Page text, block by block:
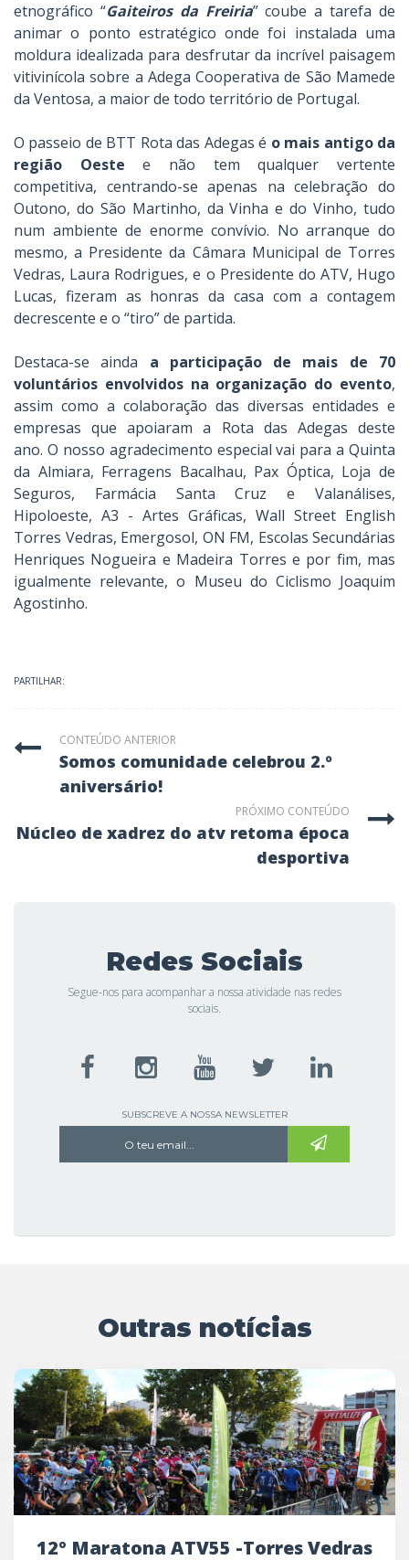
etnográfico “Gaiteiros da Freiria” coube a tarefa de
animar o ponto estratégico onde foi instalada uma
moldura idealizada para desfrutar da incrível paisagem
vitivinícola sobre a Adega Cooperativa de São Mamede
da Ventosa, a maior de todo território de Portugal.
O passeio de BTT Rota das Adegas é o mais antigo da
região Oeste e não tem qualquer vertente
competitiva, centrando-se apenas na celebração do
Outono, do São Martinho, da Vinha e do Vinho, tudo
num ambiente de enorme convívio. No arranque do
mesmo, a Presidente da Câmara Municipal de Torres
Vedras, Laura Rodrigues, e o Presidente do ATV, Hugo
Lucas, fizeram as honras da casa com a contagem
decrescente e o “tiro” de partida.
Destaca-se ainda a participação de mais de 70
voluntários envolvidos na organização do evento,
assim como a colaboração das diversas entidades e
empresas que apoiaram a Rota das Adegas deste
ano. O nosso agradecimento especial vai para a Quinta
da Almiara, Ferragens Bacalhau, Pax Óptica, Loja de
Seguros, Farmácia Santa Cruz e Valanálises,
Hipoloeste, A3 - Artes Gráficas, Wall Street English
Torres Vedras, Emergosol, ON FM, Escolas Secundárias
Henriques Nogueira e Madeira Torres e por fim, mas
igualmente relevante, o Museu do Ciclismo Joaquim
Agostinho.
PARTILHAR:
CONTEÚDO ANTERIOR
somos comunidade celebrou 2.º
aniversário!
PRÓXIMO CONTEÚDO
núcleo de xadrez do atv retoma época
desportiva
Redes Sociais
Segue-nos para acompanhar a nossa atividade nas redes
sociais.
SUBSCREVE A NOSSA NEWSLETTER
Outras notícias
12º Maratona ATV55 -Torres Vedras